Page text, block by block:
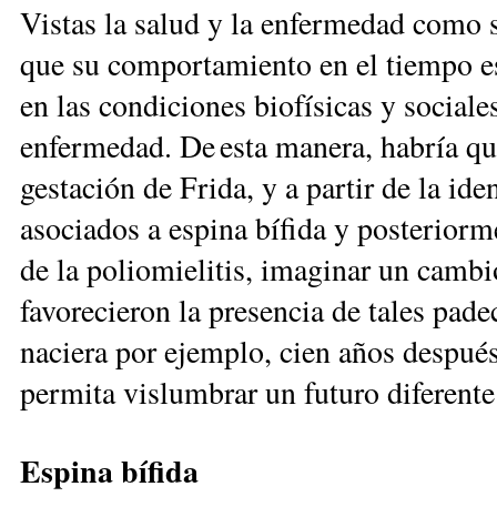
Vistas la salud y la enfermedad
que su comportamiento en el tiempo
en las condiciones biofísicas y
enfermedad. De esta manera, habría
gestación de Frida, y a partir de la
asociados a espina bífida y
de la poliomielitis, imaginar un
favorecieron la presencia de tales
naciera por ejemplo, cien años
permita vislumbrar un futuro
Espina bífida